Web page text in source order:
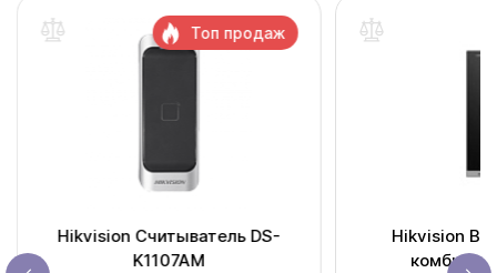
Hikvision Считыватель DS-
K1107AM
Топ продаж
Hikvision